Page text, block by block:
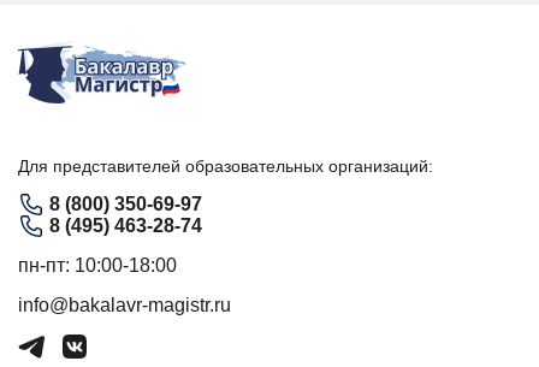
Для представителей образовательных организаций:
8 (800) 350-69-97
8 (495) 463-28-74
пн-пт: 10:00-18:00
info@bakalavr-magistr.ru